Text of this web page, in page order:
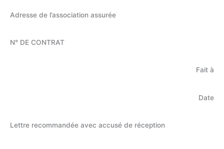
Adresse de l’association assurée
N° DE CONTRAT
Fait à
Date
Lettre recommandée avec accusé de réception